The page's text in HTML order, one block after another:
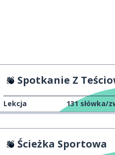
raz; kiedyś
na przykład
tak to już jest
Spotkanie Z
Lekcja 131 słówka/
Ścieżka Sportowa